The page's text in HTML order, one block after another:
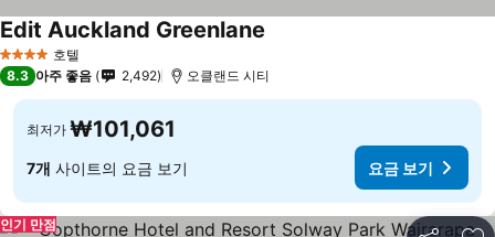
4 성급 호텔
Edit Auckland Greenlane
8.3 아주 좋음 2,492 오클랜드 시티
최저가 ₩101,061
7개 사이트의 요금 보기 요금 보기
인기 만점